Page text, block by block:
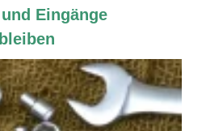
Eingänge